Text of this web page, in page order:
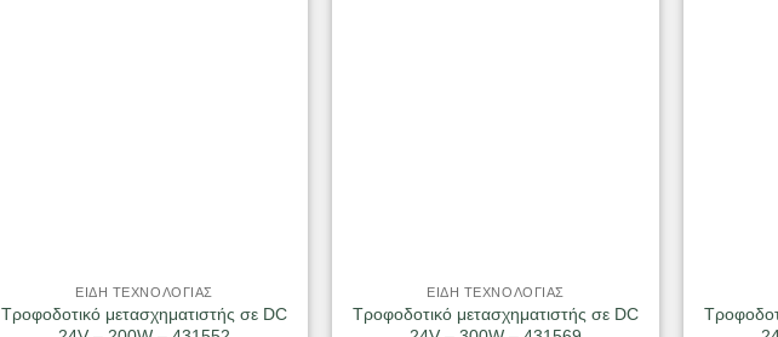
ΕΙΔΗ ΤΕΧΝΟΛΟΓΙΑΣ
Τροφοδοτικό μετασχηματιστής σε DC
ΕΙΔΗ ΤΕΧΝΟΛΟΓΙΑΣ
Τροφοδοτικό μετασχηματιστής σε DC